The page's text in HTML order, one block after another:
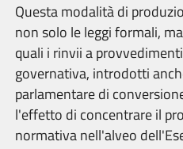
Questa modalità di
non solo le leggi formali,
quali i rinvii a
governativa, introdotti
parlamentare di
l'effetto di concentrare il
normativa nell'alveo